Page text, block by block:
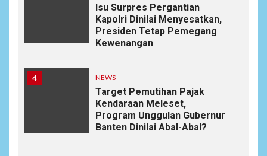
Isu Surpres Pergantian
Kapolri Dinilai Menyesatkan,
Presiden Tetap Pemegang
Kewenangan
4 NEWS
Target Pemutihan Pajak
Kendaraan Meleset,
Program Unggulan Gubernur
Banten Dinilai Abal-Abal?